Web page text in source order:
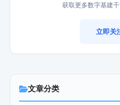
获取更多数字基建
立即关
文章分类